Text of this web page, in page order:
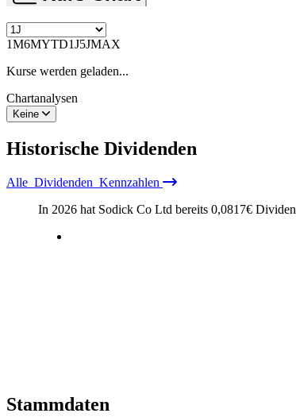
1M6MYTD1J5JMAX
Kurse werden geladen...
Chartanalysen
Keine
Historische Dividenden
Alle Dividenden Kennzahlen
In 2026 hat Sodick Co Ltd bereits 0,0817€
Stammdaten